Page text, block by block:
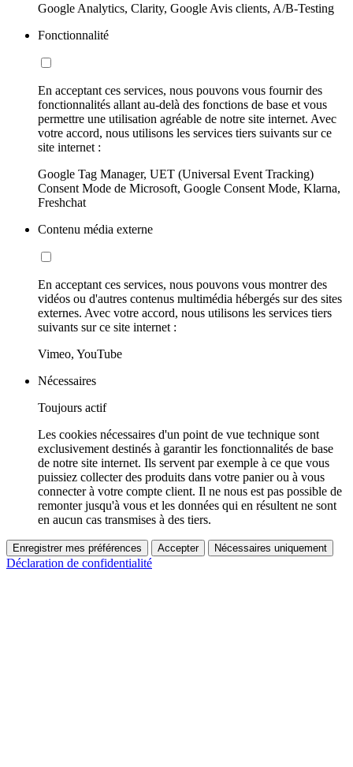
Google Analytics, Clarity, Google Avis clients, A/B-Testing
Fonctionnalité
En acceptant ces services, nous pouvons vous fournir des
fonctionnalités allant au-delà des fonctions de base et vous
permettre une utilisation agréable de notre site internet. Avec
votre accord, nous utilisons les services tiers suivants sur ce
site internet :
Google Tag Manager, UET (Universal Event Tracking)
Consent Mode de Microsoft, Google Consent Mode, Klarna,
Freshchat
Contenu média externe
En acceptant ces services, nous pouvons vous montrer des
vidéos ou d'autres contenus multimédia hébergés sur des sites
externes. Avec votre accord, nous utilisons les services tiers
suivants sur ce site internet :
Vimeo, YouTube
Nécessaires
Toujours actif
Les cookies nécessaires d'un point de vue technique sont
exclusivement destinés à garantir les fonctionnalités de base
de notre site internet. Ils servent par exemple à ce que vous
puissiez collecter des produits dans votre panier ou à vous
connecter à votre compte client. Il ne nous est pas possible de
remonter jusqu'à vous et les données qui en résultent ne sont
en aucun cas transmises à des tiers.
Enregistrer mes préférences Accepter Nécessaires uniquement
Déclaration de confidentialité